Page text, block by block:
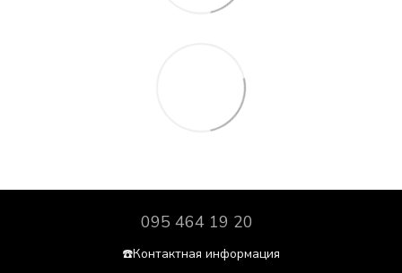
095 464 19 20
☎️Контактная информация